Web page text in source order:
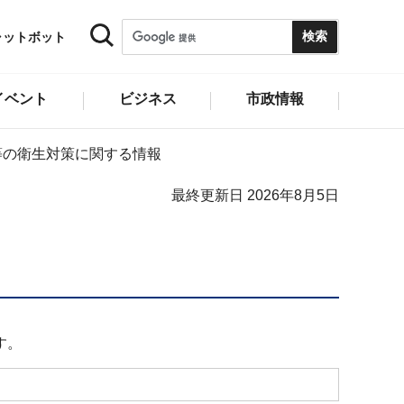
トボット
ント ビジネス 市政情報
衛生対策に関する情報
最終更新日 2026年8月5日